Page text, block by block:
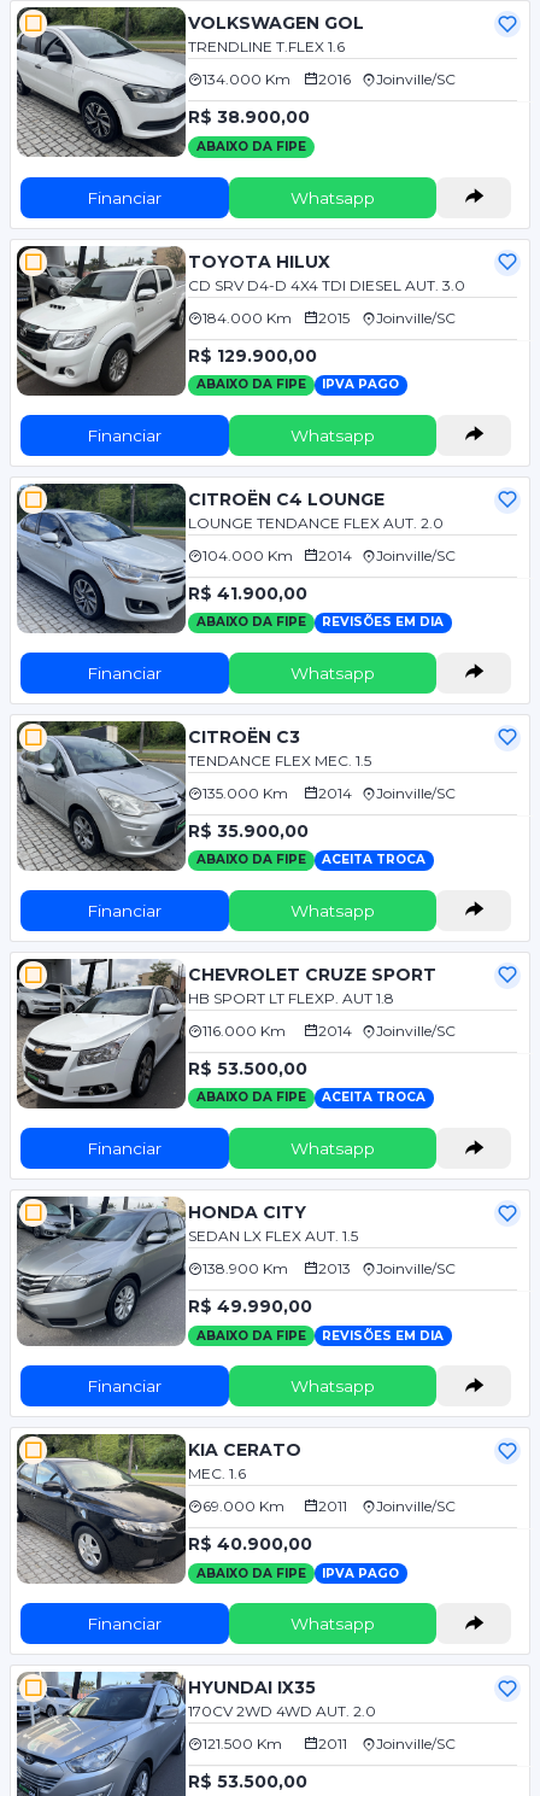
VOLKSWAGEN GOL
TRENDLINE T.FLEX 1.6
134.000 Km
2016 Joinville/SC
R$ 38.900,00
ABAIXO DA FIPE
Financiar Whatsapp
TOYOTA HILUX
CD SRV D4-D 4X4 TDI DIESEL AUT. 3.0
184.000 Km
2015 Joinville/SC
R$ 129.900,00
ABAIXO DA FIPE IPVA PAGO
Financiar Whatsapp
CITROËN C4 LOUNGE
LOUNGE TENDANCE FLEX AUT. 2.0
104.000 Km
2014 Joinville/SC
R$ 41.900,00
ABAIXO DA FIPE REVISÕES EM DIA
Financiar Whatsapp
CITROËN C3
TENDANCE FLEX MEC. 1.5
135.000 Km
2014 Joinville/SC
R$ 35.900,00
ABAIXO DA FIPE ACEITA TROCA
Financiar Whatsapp
CHEVROLET CRUZE SPORT
HB SPORT LT FLEXP. AUT 1.8
116.000 Km
2014 Joinville/SC
R$ 53.500,00
ABAIXO DA FIPE ACEITA TROCA
Financiar Whatsapp
HONDA CITY
SEDAN LX FLEX AUT. 1.5
138.900 Km
2013 Joinville/SC
R$ 49.990,00
ABAIXO DA FIPE REVISÕES EM DIA
Financiar Whatsapp
KIA CERATO
MEC. 1.6
69.000 Km
2011 Joinville/SC
R$ 40.900,00
ABAIXO DA FIPE IPVA PAGO
Financiar Whatsapp
HYUNDAI IX35
170CV 2WD 4WD AUT. 2.0
121.500 Km
2011 Joinville/SC
R$ 53.500,00